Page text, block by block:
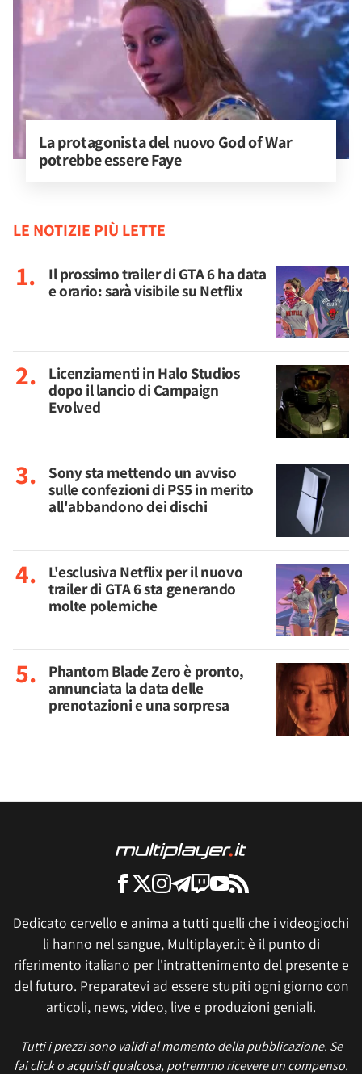
La protagonista del nuovo God of War
potrebbe essere Faye
LE NOTIZIE PIÙ LETTE
Il prossimo trailer di GTA 6 ha data
e orario: sarà visibile su Netflix
Licenziamenti in Halo Studios
dopo il lancio di Campaign
Evolved
Sony sta mettendo un avviso
sulle confezioni di PS5 in merito
all'abbandono dei dischi
L'esclusiva Netflix per il nuovo
trailer di GTA 6 sta generando
molte polemiche
Phantom Blade Zero è pronto,
annunciata la data delle
prenotazioni e una sorpresa
Dedicato cervello e anima a tutti quelli che i videogiochi
li hanno nel sangue, Multiplayer.it è il punto di
riferimento italiano per l'intrattenimento del presente e
del futuro. Preparatevi ad essere stupiti ogni giorno con
articoli, news, video, live e produzioni geniali.
Tutti i prezzi sono validi al momento della pubblicazione. Se
fai click o acquisti qualcosa, potremmo ricevere un compenso.